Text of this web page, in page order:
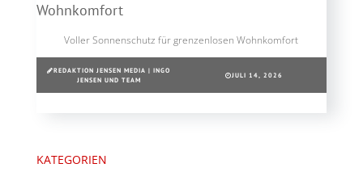
Voller Sonnenschutz für grenzenlosen Wohnkomfort
REDAKTION JENSEN MEDIA | INGO
JENSEN UND TEAM
JULI 14, 2026
KATEGORIEN